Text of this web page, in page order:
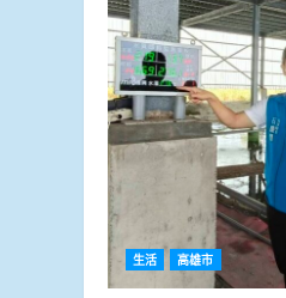
生活 高雄市